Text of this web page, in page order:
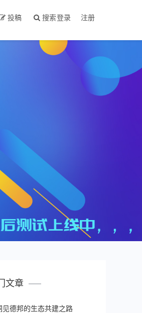
投稿 搜索登录 注册
10
文章
德邦的生态共建之路